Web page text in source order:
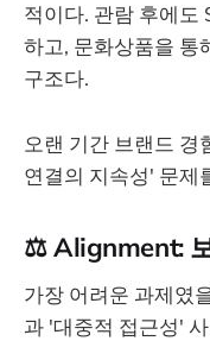
적이다. 관람 후에도
하고, 문화상품을 통
구조다.
오랜 기간 브랜드 경
연결의 지속성' 문제
⚖️ Alignment:
가장 어려운 과제였
과 '대중적 접근성'